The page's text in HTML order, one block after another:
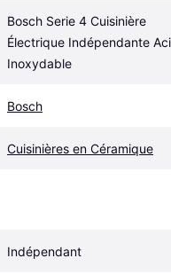
Bosch Serie 4 Cuisinière
Électrique Indépendante
Inoxydable
Bosch
Cuisinières en Céramique
Indépendant